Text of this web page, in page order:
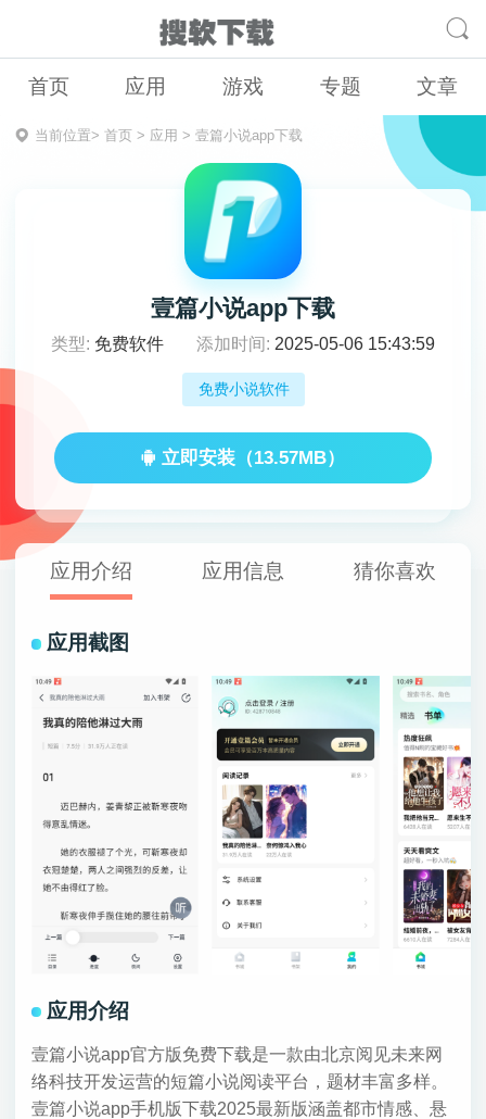
首页 应用 游戏 专题 文章
当前位置> 首页> 应用 > 壹篇小说app下载
壹篇小说app下载
类型: 免费软件 添加时间: 2025-05-06 15:43:59
免费小说软件
立即安装（13.57MB）
应用介绍 应用信息 猜你喜欢
应用截图
应用介绍
壹篇小说app官方版免费下载是一款由北京阅见未来网
络科技开发运营的短篇小说阅读平台，题材丰富多样。
壹篇小说app手机版下载2025最新版涵盖都市情感、悬